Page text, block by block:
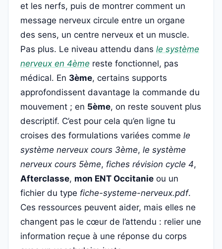
et les nerfs, puis de montrer comment un
message nerveux circule entre un organe
des sens, un centre nerveux et un muscle.
Pas plus. Le niveau attendu dans le système
nerveux en 4ème reste fonctionnel, pas
médical. En 3ème, certains supports
approfondissent davantage la commande du
mouvement ; en 5ème, on reste souvent plus
descriptif. C’est pour cela qu’en ligne tu
croises des formulations variées comme le
système nerveux cours 3ème, le système
nerveux cours 5ème, fiches révision cycle 4,
Afterclasse, mon ENT Occitanie ou un
fichier du type fiche-systeme-nerveux.pdf.
Ces ressources peuvent aider, mais elles ne
changent pas le cœur de l’attendu : relier une
information reçue à une réponse du corps